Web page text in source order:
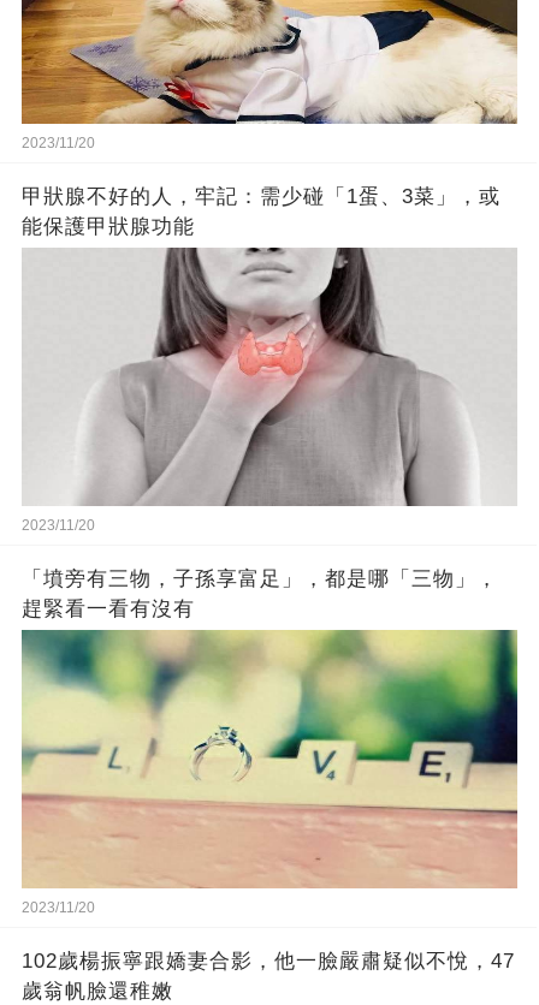
2023/11/20
甲狀腺不好的人，牢記：需少碰「1蛋、3菜」，或
能保護甲狀腺功能
2023/11/20
「墳旁有三物，子孫享富足」，都是哪「三物」，
趕緊看一看有沒有
2023/11/20
102歲楊振寧跟嬌妻合影，他一臉嚴肅疑似不悅，47
歲翁帆臉還稚嫩